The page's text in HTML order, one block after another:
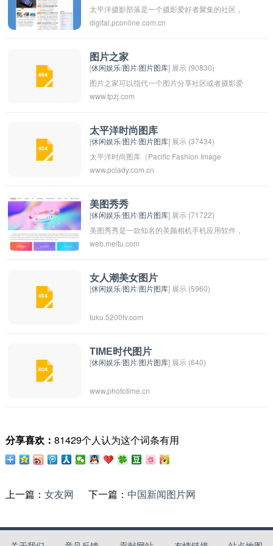
太平洋摄影部落是一个摄影爱好者聚集的社区，
通过分享摄影作品、交流摄影技巧和经验，共同
者可以互相启发，共同进步，发现更多摄影的乐
趣和魅力。希望更多的摄影爱好者能够加入我
们，一起展示美丽的世界，记录生活的点滴。
digital.pconline.com.cn
图片之家
[休闲娱乐/图片/图片图库] 展示 (90830)
图片之家可以指代一个图片分享社区或者摄影爱
好者聚集的网站平台。在这里，用户可以分享自
和技巧。这样的平台也提供了一个让摄影爱好者
们相互学习、创作和交流的空间。
www.tpzj.com
太平洋时尚图库
[休闲娱乐/图片/图片图库] 展示 (37434)
太平洋时尚图库（Pacific Fashion Image
Database）是一个专门收集和展示太平洋地区时
洋岛国和地区的时尚设计师、模特、时装表演和
时尚活动的照片，展现了太平洋地区独特的时尚
文化和风格。用户可以在这个图库中浏览各种时
尚图片，获取灵感和了解当地时尚发展的最新动
www.pclady.com.cn
美图秀秀
[休闲娱乐/图片/图片图库] 展示 (71722)
美图秀秀是一款知名的美颜相机手机应用软件，
用户可以在拍照后进行美颜处理、照片编辑和特
用在亚洲地区非常流行，广受年轻用户喜爱。
web.meitu.com
女人潮美女图片
[休闲娱乐/图片/图片图库] 展示 (5960)
tuku.5200tv.com
TIME时代图片
[休闲娱乐/图片/图片图库] 展示 (640)
www.phototime.cn
分享喜欢： 81429个人认为这个词条有用
上一篇： 女友网 下一篇： 中国新闻图片网